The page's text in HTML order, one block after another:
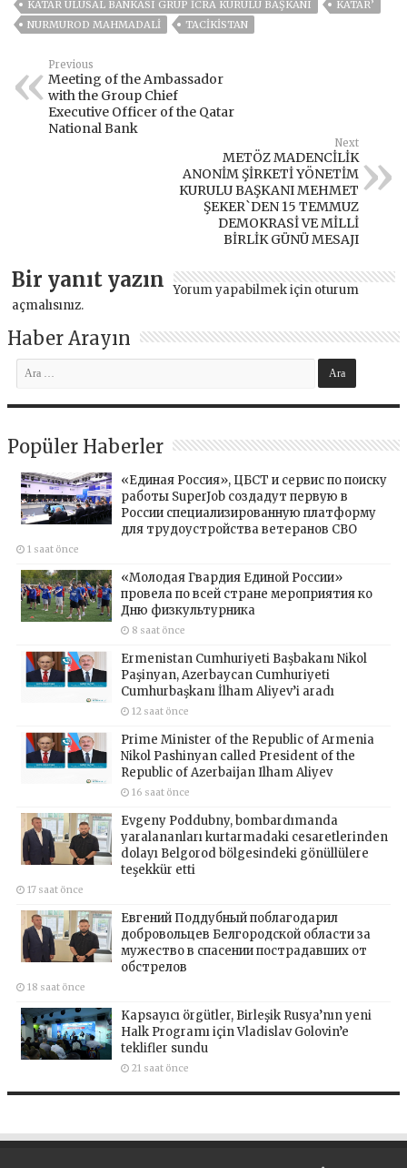
KATAR ULUSAL BANKASI GRUP İCRA KURULU BAŞKANI
KATAR’
NURMUROD MAHMADALI
TACİKİSTAN
Previous
Meeting of the Ambassador
with the Group Chief
Executive Officer of the Qatar
National Bank
Next
METÖZ MADENCİLİK
ANONİM ŞİRKETİ YÖNETİM
KURULU BAŞKANI MEHMET
ŞEKER`DEN 15 TEMMUZ
DEMOKRASİ VE MİLLİ
BİRLİK GÜNÜ MESAJI
Bir yanıt yazın Yorum yapabilmek için oturum
açmalısınız.
Haber Arayın
Popüler Haberler
«Единая Россия», ЦБСТ и сервис по поиску
работы SuperJob создадут первую в
России специализированную платформу
для трудоустройства ветеранов СВО
1 saat önce
«Молодая Гвардия Единой России»
провела по всей стране мероприятия ко
Дню физкультурника
8 saat önce
Ermenistan Cumhuriyeti Başbakanı Nikol
Paşinyan, Azerbaycan Cumhuriyeti
Cumhurbaşkanı İlham Aliyev’i aradı
12 saat önce
Prime Minister of the Republic of Armenia
Nikol Pashinyan called President of the
Republic of Azerbaijan Ilham Aliyev
16 saat önce
Evgeny Poddubny, bombardımanda
yaralananları kurtarmadaki cesaretlerinden
dolayı Belgorod bölgesindeki gönüllülere
teşekkür etti
17 saat önce
Евгений Поддубный поблагодарил
добровольцев Белгородской области за
мужество в спасении пострадавших от
обстрелов
18 saat önce
Kapsayıcı örgütler, Birleşik Rusya’nın yeni
Halk Programı için Vladislav Golovin’e
teklifler sundu
21 saat önce